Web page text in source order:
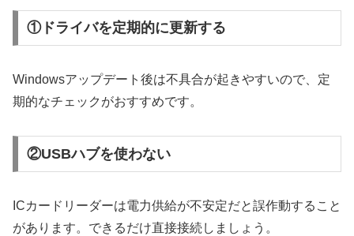
①ドライバを定期的に更新する
Windowsアップデート後は不具合が起きやすいので、定
期的なチェックがおすすめです。
②USBハブを使わない
ICカードリーダーは電力供給が不安定だと誤作動すること
があります。できるだけ直接接続しましょう。